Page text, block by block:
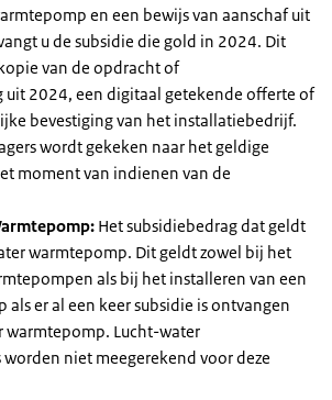
en een bewijs van aanschaf uit
u de subsidie die gold in 2024. Dit
van de opdracht of
2024, een digitaal getekende offerte of
bevestiging van het installatiebedrijf.
wordt gekeken naar het geldige
moment van indienen van de
Het subsidiebedrag dat geldt
warmtepomp. Dit geldt zowel bij het
als bij het installeren van een
er al een keer subsidie is ontvangen
warmtepomp. Lucht-water
niet meegerekend voor deze